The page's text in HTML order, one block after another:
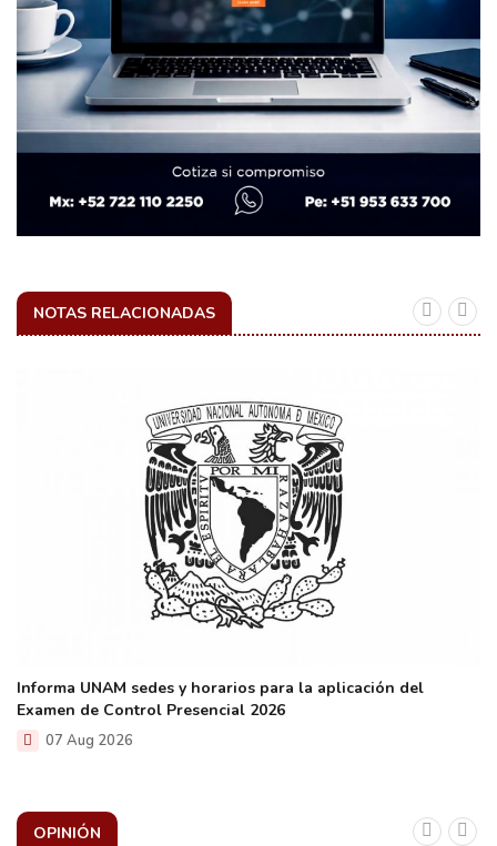
NOTAS RELACIONADAS
Informa UNAM sedes y horarios para la aplicación del
Examen de Control Presencial 2026
07 Aug 2026
OPINIÓN